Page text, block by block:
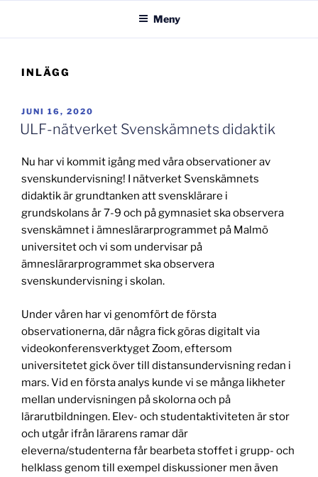
Meny
INLÄGG
PUBLICERAT
JUNI 16, 2020
ULF-nätverket Svenskämnets didaktik
Nu har vi kommit igång med våra observationer av
svenskundervisning! I nätverket Svenskämnets
didaktik är grundtanken att svensklärare i
grundskolans år 7-9 och på gymnasiet ska observera
svenskämnet i ämneslärarprogrammet på Malmö
universitet och vi som undervisar på
ämneslärarprogrammet ska observera
svenskundervisning i skolan.
Under våren har vi genomfört de första
observationerna, där några fick göras digitalt via
videokonferensverktyget Zoom, eftersom
universitetet gick över till distansundervisning redan i
mars. Vid en första analys kunde vi se många likheter
mellan undervisningen på skolorna och på
lärarutbildningen. Elev- och studentaktiviteten är stor
och utgår ifrån lärarens ramar där
eleverna/studenterna får bearbeta stoffet i grupp- och
helklass genom till exempel diskussioner men även